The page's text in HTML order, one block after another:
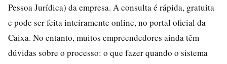
Pessoa Jurídica) da empresa. A consulta é rápida, gratuita
e pode ser feita inteiramente online, no portal oficial da
Caixa. No entanto, muitos empreendedores ainda têm
dúvidas sobre o processo: o que fazer quando o sistema